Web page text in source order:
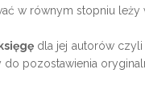
w równym stopniu leży
dla jej autorów
pozostawienia